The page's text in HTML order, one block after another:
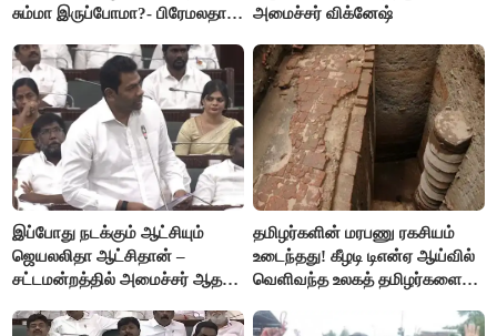
சும்மா இருப்போமா?- பிரேமலதா
அமைச்சர் விக்னேஷ்
இப்போது நடக்கும் ஆட்சியும்
ஜெயலலிதா ஆட்சிதான் –
சட்டமன்றத்தில் அமைச்சர் ஆதவ்
தமிழர்களின் மரபணு ரகசியம்
உடைந்தது! கீழடி டிஎன்ஏ ஆய்வில்
வெளிவந்த உலகத் தமிழர்களை